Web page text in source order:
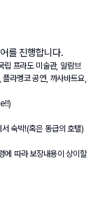
를 진행합니다.
프라도 미술관, 알람브
라멩코 공연, 까사바트요,
서 숙박!(혹은 동급의 호텔)
따라 보장내용이 상이할